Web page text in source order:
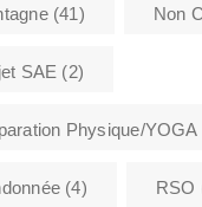
(41) Non
SAE (2)
Physique/YOGA
(4) RSO